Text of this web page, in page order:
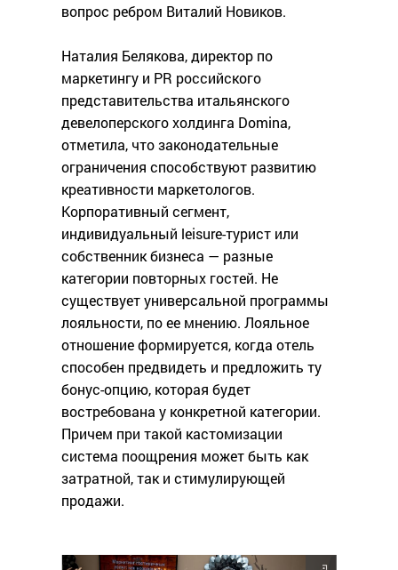
вопрос ребром Виталий Новиков.
Наталия Белякова, директор по
маркетингу и PR российского
представительства итальянского
девелоперского холдинга Domina,
отметила, что законодательные
ограничения способствуют развитию
креативности маркетологов.
Корпоративный сегмент,
индивидуальный leisure-турист или
собственник бизнеса — разные
категории повторных гостей. Не
существует универсальной программы
лояльности, по ее мнению. Лояльное
отношение формируется, когда отель
способен предвидеть и предложить ту
бонус-опцию, которая будет
востребована у конкретной категории.
Причем при такой кастомизации
система поощрения может быть как
затратной, так и стимулирующей
продажи.